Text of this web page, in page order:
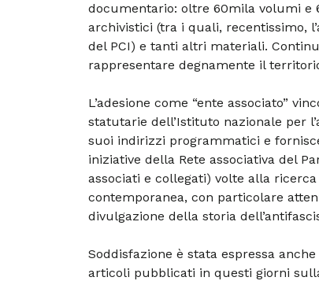
documentario: oltre 60mila volumi e
archivistici (tra i quali, recentissimo,
del PCI) e tanti altri materiali.
rappresentare degnamente il
L’adesione come “ente associato”
statutarie dell’Istituto nazionale per
suoi indirizzi programmatici e
iniziative della Rete associativa del
associati e collegati) volte alla
contemporanea, con particolare
divulgazione della storia
Soddisfazione è stata espressa
articoli pubblicati in questi giorni